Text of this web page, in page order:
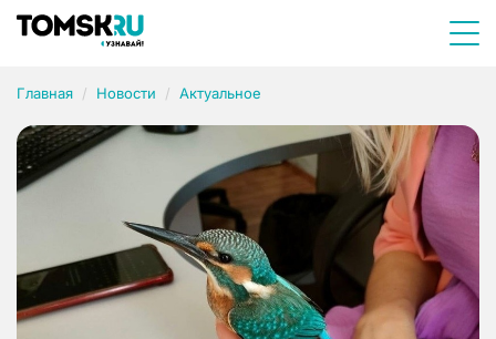
Главная Новости Актуальное